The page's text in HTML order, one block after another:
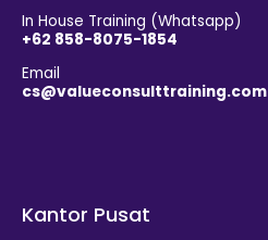
In House Training (Whatsapp)
+62 858-8075-1854
Email
cs@valueconsulttraining.com
Kantor Pusat